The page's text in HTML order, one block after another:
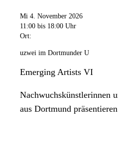
Mi 4. November 2026
11:00 bis 18:00 Uhr
Ort:
uzwei im Dortmunder U
Emerging Artists VI
Nachwuchskünstlerinnen
aus Dortmund